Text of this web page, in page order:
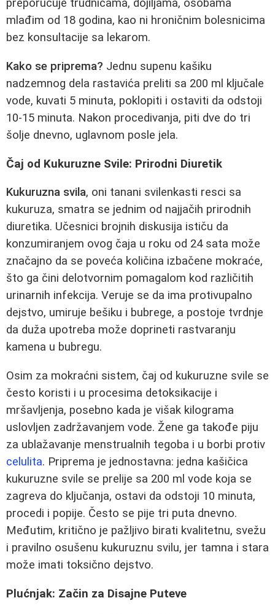
preporučuje trudnicama, dojiljama, osobama
mlađim od 18 godina, kao ni hroničnim bolesnicima
bez konsultacije sa lekarom.
Kako se priprema? Jednu supenu kašiku
nadzemnog dela rastavića preliti sa 200 ml ključale
vode, kuvati 5 minuta, poklopiti i ostaviti da odstoji
10-15 minuta. Nakon procedivanja, piti dve do tri
šolje dnevno, uglavnom posle jela.
Čaj od Kukuruzne Svile: Prirodni Diuretik
Kukuruzna svila, oni tanani svilenkasti resci sa
kukuruza, smatra se jednim od najjačih prirodnih
diuretika. Učesnici brojnih diskusija ističu da
konzumiranjem ovog čaja u roku od 24 sata može
značajno da se poveća količina izbačene mokraće,
što ga čini delotvornim pomagalom kod različitih
urinarnih infekcija. Veruje se da ima protivupalno
dejstvo, umiruje bešiku i bubrege, a postoje tvrdnje
da duža upotreba može doprineti rastvaranju
kamena u bubregu.
Osim za mokraćni sistem, čaj od kukuruzne svile se
često koristi i u procesima detoksikacije i
mršavljenja, posebno kada je višak kilograma
uslovljen zadržavanjem vode. Žene ga takođe piju
za ublažavanje menstrualnih tegoba i u borbi protiv
celulita. Priprema je jednostavna: jedna kašičica
kukuruzne svile se prelije sa 200 ml vode koja se
zagreva do ključanja, ostavi da odstoji 10 minuta,
procedi i popije. Često se pije tri puta dnevno.
Međutim, kritično je pažljivo birati kvalitetnu, svežu
i pravilno osušenu kukuruznu svilu, jer tamna i stara
može imati toksično dejstvo.
Plućnjak: Začin za Disajne Puteve